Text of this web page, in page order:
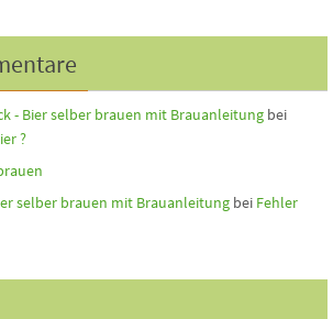
- Bier selber brauen mit Brauanleitung bei
?
selber brauen mit Brauanleitung bei Fehler